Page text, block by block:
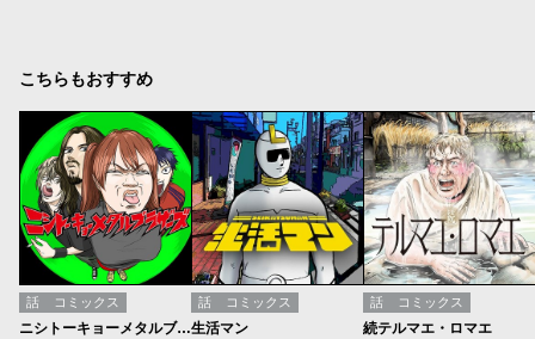
こちらもおすすめ
話 コミックス
ニシトーキョーメタルブラザーズ
話 コミックス
生活マン
話 コミックス
続テルマエ・ロマエ